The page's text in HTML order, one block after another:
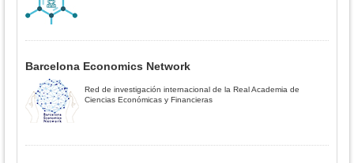
Barcelona Economics Network
Red de investigación internacional de la Real Academia de
Ciencias Económicas y Financieras